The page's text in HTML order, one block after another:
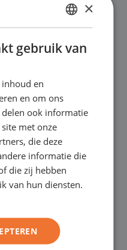
geld terug
acceptatie
online aankoop
in een van onze
te bekijken –
kop koffie!
onze
DUTCH
ENGLISH
×
gebruik van
en
en om ons
delen ook informatie
met onze
die deze
informatie die
die zij hebben
van hun diensten.